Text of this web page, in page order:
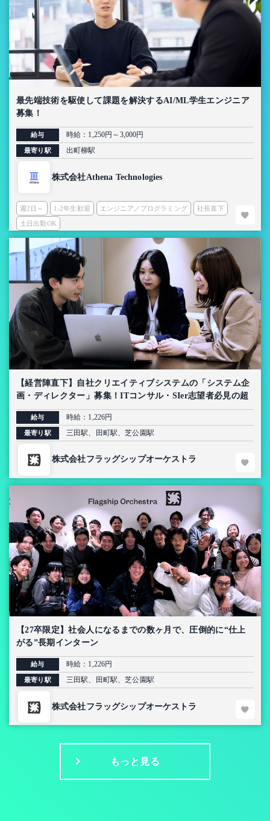
最先端技術を駆使して課題を解決するAI/ML学生エンジニア
募集！
給与 時給：1,250円～3,000円
最寄り駅 出町柳駅
株式会社Athena Technologies
週2日～ 1-2年生歓迎 エンジニア／プログラミング 社長直下
土日出勤OK
【経営陣直下】自社クリエイティブシステムの「システム企
画・ディレクター」募集！ITコンサル・SIer志望者必見の超
上流インターン【AI導入プロジェクト】
給与 時給：1,226円
最寄り駅 三田駅、田町駅、芝公園駅
株式会社フラッグシップオーケストラ
【27卒限定】社会人になるまでの数ヶ月で、圧倒的に“仕上
がる”長期インターン
給与 時給：1,226円
最寄り駅 三田駅、田町駅、芝公園駅
株式会社フラッグシップオーケストラ
もっと見る